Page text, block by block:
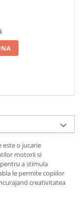
o jucarie
motorii si
a stimula
le permite copiilor
creativitatea